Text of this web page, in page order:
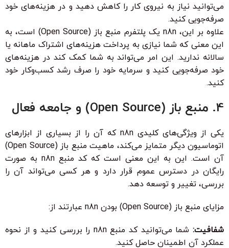
می‌توانید نیاز به نیروی کار را کاهش دهید و در هزینه‌های خود
صرفه‌جویی کنید.
علاوه بر این، n8n یک پلتفرم منبع باز (Open Source) است، به
این معنی که شما نیازی به پرداخت هزینه‌های اشتراک ماهانه یا
سالانه ندارید. این امر می‌تواند به شما کمک کند در هزینه‌های
خود صرفه‌جویی کنید و سرمایه خود را صرف رشد کسب‌وکار خود
کنید.
4. منبع باز (Open Source) و جامعه فعال
یکی از ویژگی‌های کلیدی n8n که آن را از بسیاری از ابزارهای
اتوماسیون دیگر متمایز می‌کند، ماهیت منبع باز (Open Source)
آن است. این به این معنی است که کد منبع n8n به صورت
رایگان در دسترس عموم قرار دارد و هر کسی می‌تواند آن را
بررسی، تغییر و توسعه دهد.
مزایای منبع باز (Open Source) بودن n8n عبارتند از:
شفافیت:
شما می‌توانید کد منبع n8n را بررسی کنید و از نحوه
عملکرد آن اطمینان حاصل کنید.